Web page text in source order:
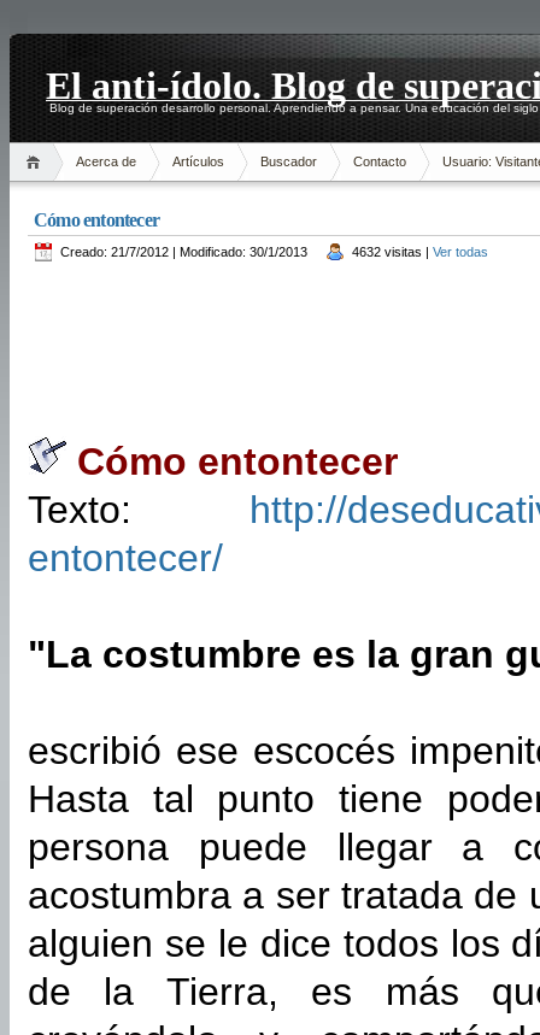
El anti-ídolo. Blog de
Blog de superación desarrollo personal. Aprendiendo a pensar. Una educación del
Acerca de Artículos Buscador Contacto Usuario:
Cómo entontecer
Creado: 21/7/2012 | Modificado: 30/1/2013 4632 visitas | Ver todas
Cómo entontecer
Texto: http://
entontecer/
"La costumbre es la gran
escribió ese escocés
Hasta tal punto tiene
persona puede llegar a
acostumbra a ser tratada de
alguien se le dice todos los
de la Tierra, es más